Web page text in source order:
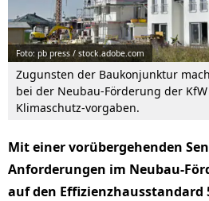
Foto: pb press / stock.adobe.com
Zugunsten der Baukonjunktur
bei der Neubau-Förderung der
Klimaschutz-vorgaben.
Mit einer vorübergehenden
Anforderungen im Neubau-
auf den Effizienzhausstandard